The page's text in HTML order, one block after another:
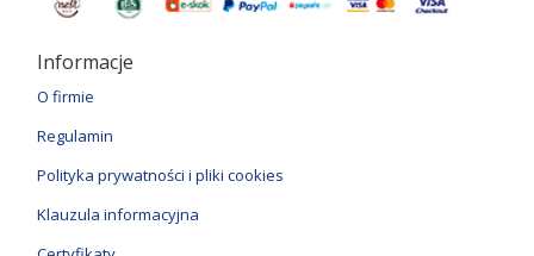
Informacje
O firmie
Regulamin
Polityka prywatności i pliki cookies
Klauzula informacyjna